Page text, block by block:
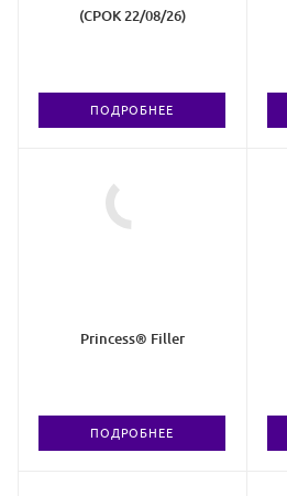
(СРОК 22/08/26)
ПОДРОБНЕЕ
Princess® Filler
ПОДРОБНЕЕ